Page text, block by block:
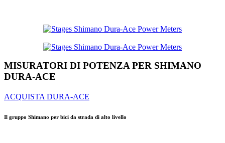
MISURATORI DI POTENZA PER SHIMANO
DURA-ACE
ACQUISTA DURA-ACE
Il gruppo Shimano per bici da strada di alto livello